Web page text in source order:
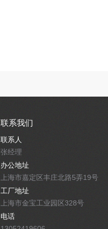
联系我们
联系人
张经理
办公地址
上海市嘉定区丰庄北路5弄19号
工厂地址
上海市金宝工业园区328号
电话